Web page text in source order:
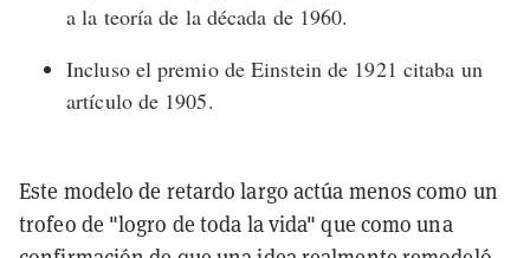
a la teoría de la década de 1960.
Incluso el premio de Einstein de 1921 citaba un
artículo de 1905.
Este modelo de retardo largo actúa menos como un
trofeo de "logro de toda la vida" que como una